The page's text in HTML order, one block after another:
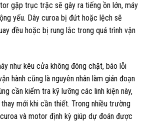
gặp trục trặc sẽ gây ra tiếng ồn lớn, máy
yếu. Dây curoa bị đứt hoặc lệch sẽ
đều hoặc bị rung lắc trong quá trình vận
như kêu cửa không đóng chặt, báo lỗi
hành cũng là nguyên nhân làm gián đoạn
cần kiểm tra kỹ lưỡng các linh kiện này,
mới khi cần thiết. Trong nhiều trường
và motor định kỳ giúp dự đoán được